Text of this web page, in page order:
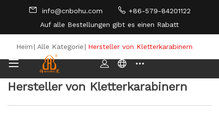
info@cnbohu.com
+86-579-84201122
Auf alle Bestellungen gibt es einen Rabatt
Heim| Alle Kategorie| Hersteller von Kletterkarabinern
Hersteller von Kletterkarabinern